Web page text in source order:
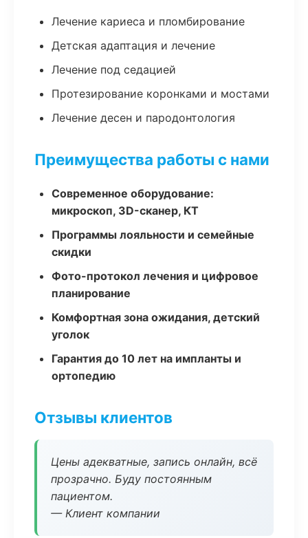
Лечение кариеса и пломбирование
Детская адаптация и лечение
Лечение под седацией
Протезирование коронками и мостами
Лечение десен и пародонтология
Преимущества работы с нами
Современное оборудование:
микроскоп, 3D-сканер, КТ
Программы лояльности и семейные
скидки
Фото-протокол лечения и цифровое
планирование
Комфортная зона ожидания, детский
уголок
Гарантия до 10 лет на импланты и
ортопедию
Отзывы клиентов
Цены адекватные, запись онлайн, всё
прозрачно. Буду постоянным
пациентом.
— Клиент компании